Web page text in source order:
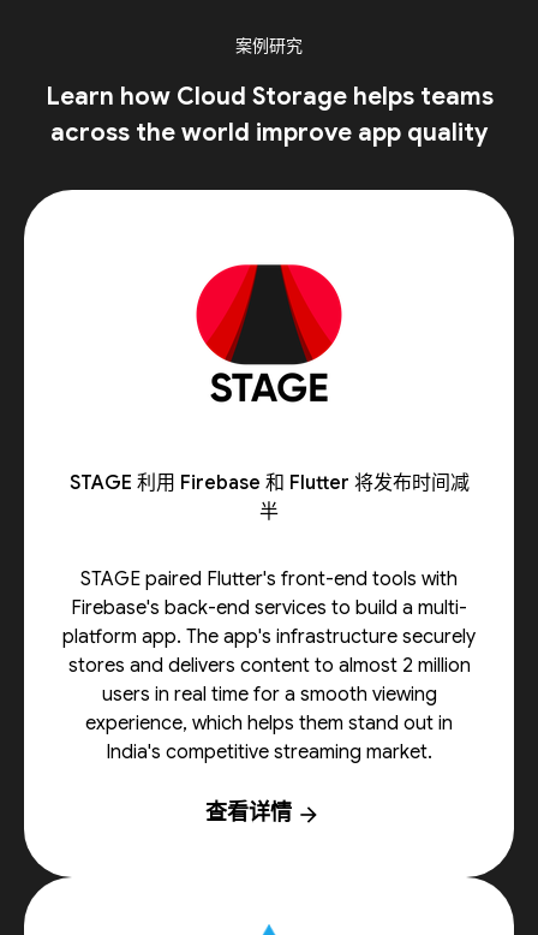
案例研究
Learn how Cloud Storage helps teams
across the world improve app quality
STAGE 利用 Firebase 和 Flutter 将发布时间减
半
STAGE paired Flutter's front-end tools with
Firebase's back-end services to build a multi-
platform app. The app's infrastructure securely
stores and delivers content to almost 2 million
users in real time for a smooth viewing
experience, which helps them stand out in
India's competitive streaming market.
查看详情 arrow_forward